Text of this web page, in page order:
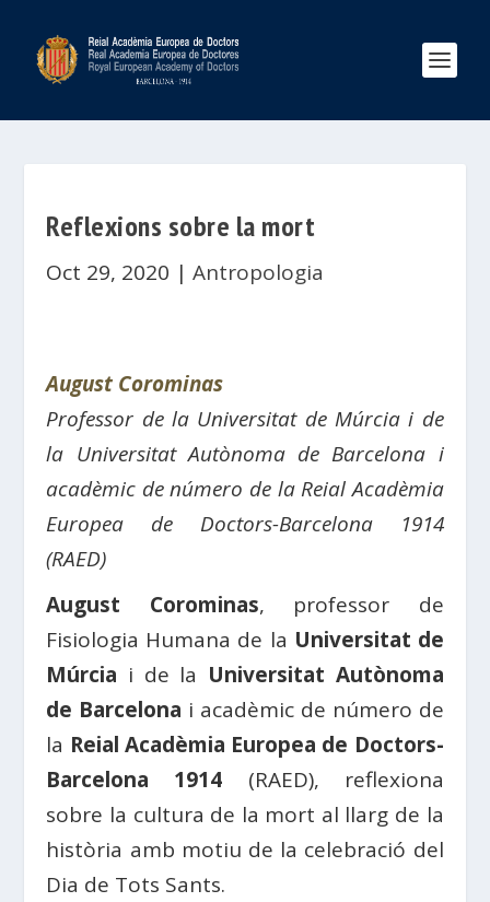
Reflexions sobre la mort
Oct 29, 2020 |Antropologia
August Corominas
Professor de la Universitat de Múrcia i de
la Universitat Autònoma de Barcelona i
acadèmic de número de la Reial Acadèmia
Europea de Doctors-Barcelona 1914
(RAED)
August Corominas, professor de
Fisiologia Humana de la Universitat de
Múrcia i de la Universitat Autònoma
de Barcelona i acadèmic de número de
la Reial Acadèmia Europea de Doctors-
Barcelona 1914 (RAED), reflexiona
sobre la cultura de la mort al llarg de la
història amb motiu de la celebració del
Dia de Tots Sants.